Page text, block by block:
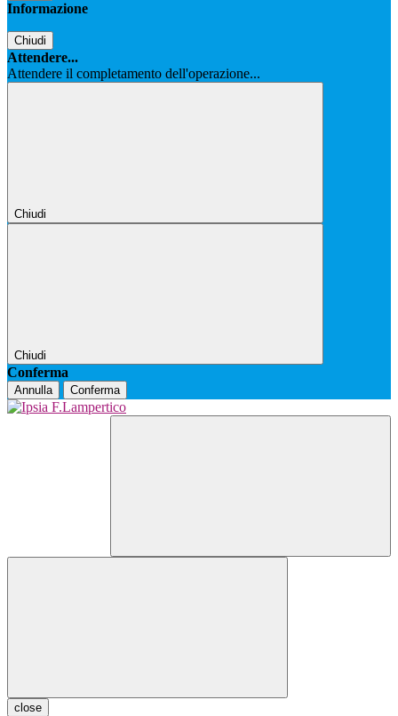
Informazione
Chiudi
Attendere...
Attendere il completamento dell'operazione...
Chiudi
Chiudi
Conferma
Annulla Conferma
close